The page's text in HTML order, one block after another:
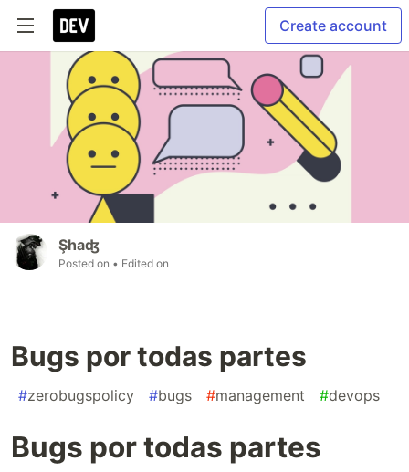
Create account
Şhaʤ
Posted on • Edited on
Bugs por todas partes
#zerobugspolicy #bugs #management #devops
Bugs por todas partes